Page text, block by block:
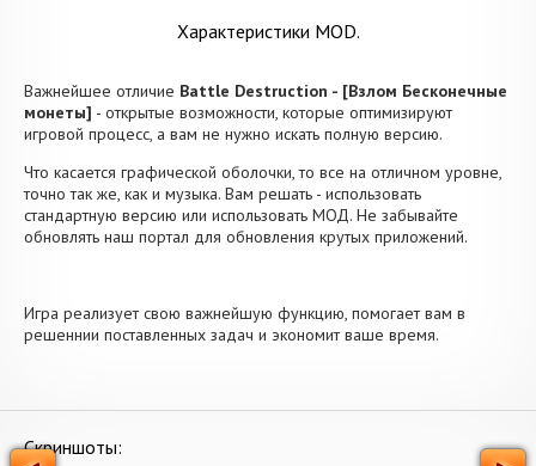
Характеристики MOD.
Важнейшее отличие Battle Destruction - [Взлом Бесконечные
монеты] - открытые возможности, которые оптимизируют
игровой процесс, а вам не нужно искать полную версию.
Что касается графической оболочки, то все на отличном уровне,
точно так же, как и музыка. Вам решать - использовать
стандартную версию или использовать МОД. Не забывайте
обновлять наш портал для обновления крутых приложений.
Игра реализует свою важнейшую функцию, помогает вам в
решеннии поставленных задач и экономит ваше время.
Скриншоты: